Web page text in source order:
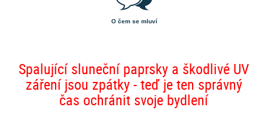
O čem se mluví
Spalující sluneční paprsky a škodlivé UV
záření jsou zpátky - teď je ten správný
čas ochránit svoje bydlení